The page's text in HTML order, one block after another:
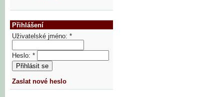
Přihlášení
Uživatelské jméno: *
Heslo: *
Zaslat nové heslo